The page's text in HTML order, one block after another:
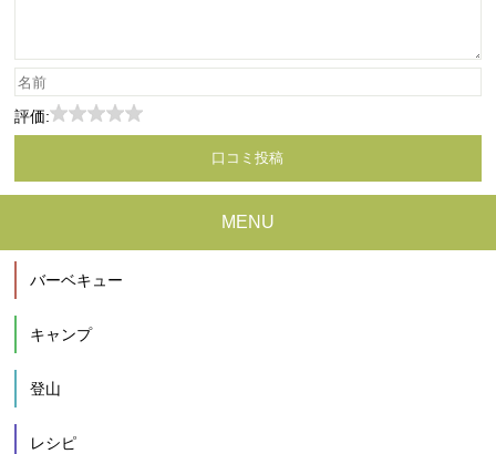
評価:
MENU
バーベキュー
キャンプ
登山
レシピ